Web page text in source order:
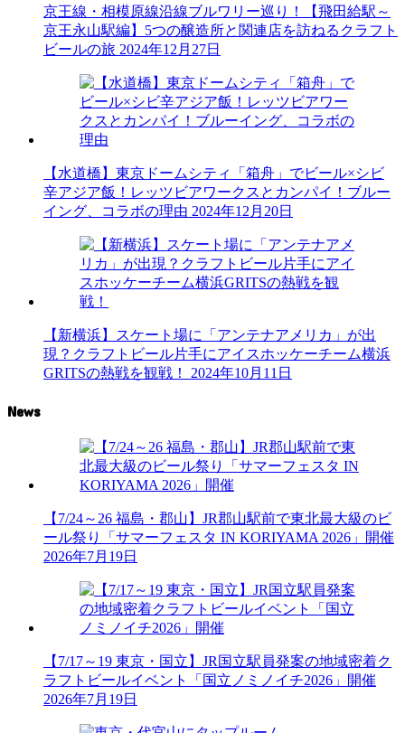
京王線・相模原線沿線ブルワリー巡り！【飛田給駅～
京王永山駅編】5つの醸造所と関連店を訪ねるクラフト
ビールの旅 2024年12月27日
【水道橋】東京ドームシティ「箱舟」でビール×シビ
辛アジア飯！レッツビアワークスとカンパイ！ブルー
イング、コラボの理由 2024年12月20日
【新横浜】スケート場に「アンテナアメリカ」が出
現？クラフトビール片手にアイスホッケーチーム横浜
GRITSの熱戦を観戦！
2024年10月11日
News
【7/24～26 福島・郡山】JR郡山駅前で東北最大級のビ
ール祭り「サマーフェスタ IN KORIYAMA 2026」開催
2026年7月19日
【7/17～19 東京・国立】JR国立駅員発案の地域密着ク
ラフトビールイベント「国立ノミノイチ2026」開催
2026年7月19日